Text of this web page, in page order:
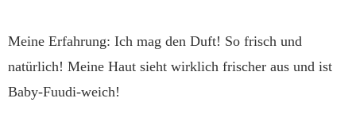
Meine Erfahrung: Ich mag den Duft! So frisch und
natürlich! Meine Haut sieht wirklich frischer aus und ist
Baby-Fuudi-weich!